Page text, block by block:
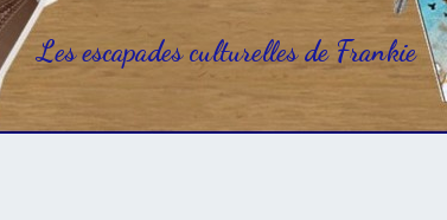
Les escapades culturelles de Frankie